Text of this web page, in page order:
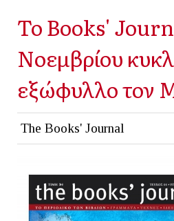
Το Books'
Νοεμβρίου
εξώφυλλο τον
The Books' Journal